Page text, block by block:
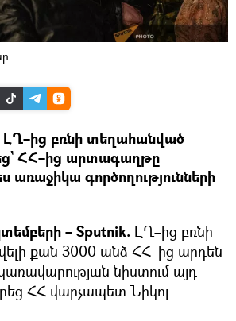
բռնի տեղահանված
ՀՀ–ից արտագաղթը
առաջիկա գործողությունների
– Sputnik. ԼՂ–ից բռնի
քան 3000 անձ ՀՀ–ից արդեն
կառավարության նիստում այդ
ՀՀ վարչապետ Նիկոլ